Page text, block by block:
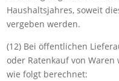
Haushaltsjahres, soweit
vergeben werden.
(12) Bei öffentlichen
oder Ratenkauf von
wie folgt berechnet: